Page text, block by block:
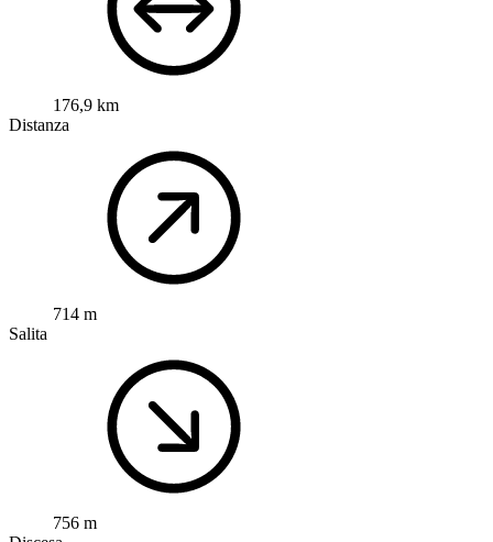
176,9 km
Distanza
714 m
Salita
756 m